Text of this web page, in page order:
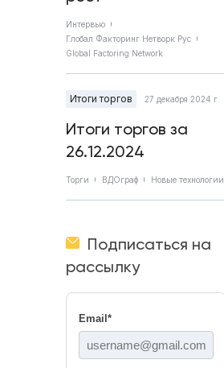
Интервью
Глобал Факторинг Нетворк Рус
Global Factoring Network
Итоги торгов 27 декабря 2024 г.
Итоги торгов за
26.12.2024
Торги ВДОграф Новые технологии
Подписаться на
рассылку
Email *